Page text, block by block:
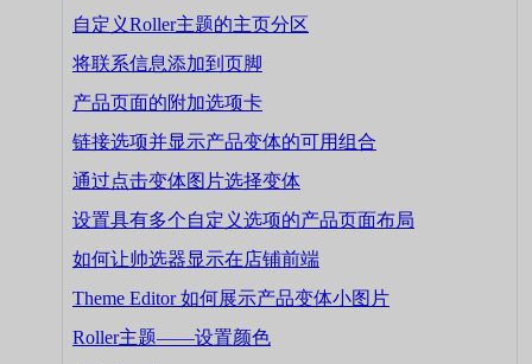
自定义Roller主题的主页分区
将联系信息添加到页脚
产品页面的附加选项卡
链接选项并显示产品变体的可用组合
通过点击变体图片选择变体
设置具有多个自定义选项的产品页面布局
如何让帅选器显示在店铺前端
Theme Editor 如何展示产品变体小图片
Roller主题——设置颜色